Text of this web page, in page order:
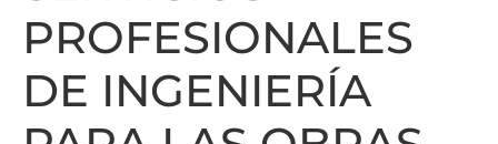
PROFESIONALES
DE INGENIERÍA